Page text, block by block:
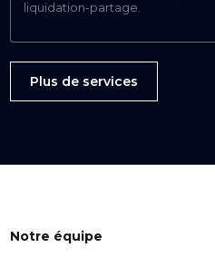
liquidation-partage.
Plus de services
Notre équipe